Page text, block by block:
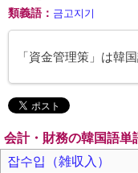
類義語 ： 금고지기
「資金管理策」は韓
会計・財務の韓国語単
잡수입（雑収入）